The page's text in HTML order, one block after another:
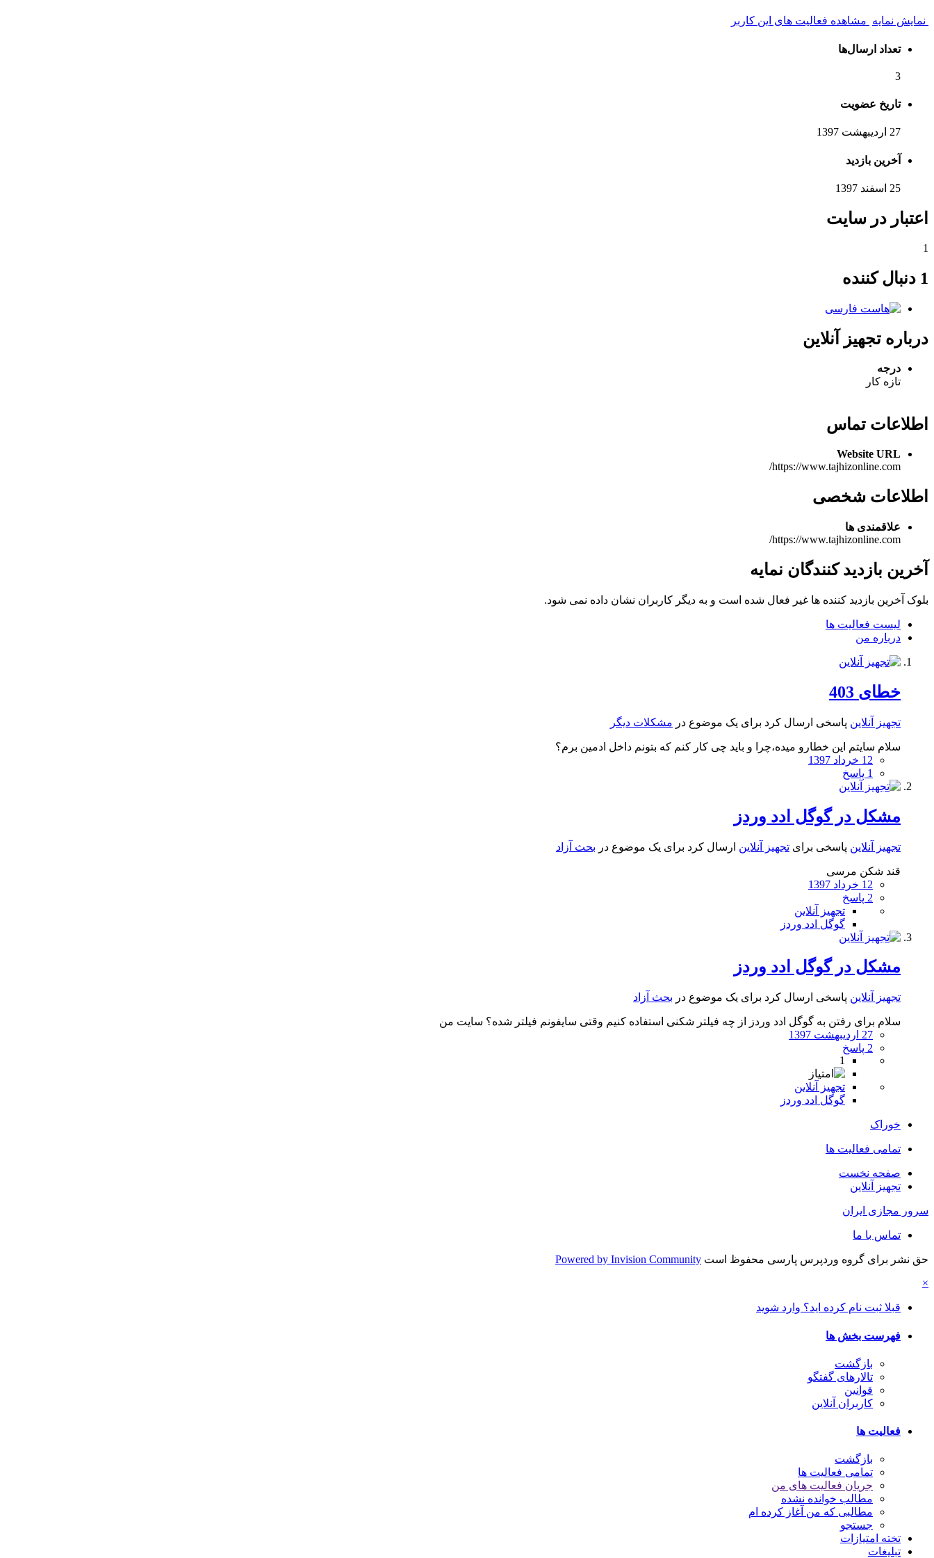
نمایش نمایه مشاهده فعالیت های این کاربر
تعداد ارسال‌ها
3
تاریخ عضویت
27 اردیبهشت 1397
آخرین بازدید
25 اسفند 1397
اعتبار در سایت
1
1 دنبال کننده
درباره تجهیز آنلاین
درجه
تازه کار
اطلاعات تماس
Website URL
https://www.tajhizonline.com/
اطلاعات شخصی
علاقمندی ها
https://www.tajhizonline.com/
آخرین بازدید کنندگان نمایه
بلوک آخرین بازدید کننده ها غیر فعال شده است و به دیگر کاربران نشان داده نمی شود.
لیست فعالیت ها
درباره من
خطای 403
تجهیز آنلاین پاسخی ارسال کرد برای یک موضوع در مشکلات دیگر
سلام سایتم این خطارو میده،چرا و باید چی کار کنم که بتونم داخل ادمین برم؟
12 خرداد 1397
1 پاسخ
مشکل در گوگل ادد وردز
تجهیز آنلاین پاسخی برای تجهیز آنلاین ارسال کرد برای یک موضوع در بحث آزاد
قند شکن مرسی
12 خرداد 1397
2 پاسخ
تجهیز آنلاین
گوگل ادد وردز
مشکل در گوگل ادد وردز
تجهیز آنلاین پاسخی ارسال کرد برای یک موضوع در بحث آزاد
سلام برای رفتن به گوگل ادد وردز از چه فیلتر شکنی استفاده کنیم وقتی سایفونم فیلتر شده؟ سایت من
27 اردیبهشت 1397
2 پاسخ
1
تجهیز آنلاین
گوگل ادد وردز
خوراک
تمامی فعالیت ها
صفحه نخست
تجهیز آنلاین
سرور مجازی ایران
تماس با ما
حق نشر برای گروه وردپرس پارسی محفوظ است Powered by Invision Community
×
قبلا ثبت نام کرده اید؟ وارد شوید
فهرست بخش ها
بازگشت
تالارهای گفتگو
قوانین
کاربران آنلاین
فعالیت ها
بازگشت
تمامی فعالیت ها
جریان فعالیت های من
مطالب خوانده نشده
مطالبی که من آغاز کرده ام
جستجو
تخته امتیازات
تبلیغات